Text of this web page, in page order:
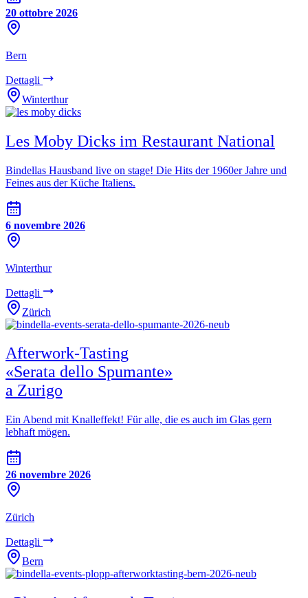
20 ottobre 2026
Bern
Dettagli
Winterthur
Les Moby Dicks im Restaurant National
Bindellas Hausband live on stage! Die Hits der 1960er Jahre und
Feines aus der Küche Italiens.
6 novembre 2026
Winterthur
Dettagli
Zürich
Afterwork-Tasting
«Serata dello Spumante»
a Zurigo
Ein Abend mit Knalleffekt! Für alle, die es auch im Glas gern
lebhaft mögen.
26 novembre 2026
Zürich
Dettagli
Bern